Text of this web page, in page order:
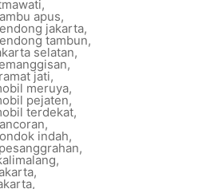
,
apus,
jakarta,
tambun,
selatan,
,
jati,
meruya,
pejaten,
terdekat,
,
indah,
,
,
,
,